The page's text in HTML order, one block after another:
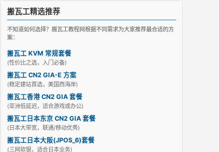
搬瓦工精选推荐
不知道如何选择？搬瓦工教程网根据不同需求为大家推荐最合适的方
案：
搬瓦工 KVM 常规套餐
(性价比之选，入门必备)
搬瓦工 CN2 GIA-E 方案
(稳定建站首选，美国西海岸)
搬瓦工香港 CN2 GIA 套餐
(亚洲低延迟，适合游戏或办公)
搬瓦工日本东京 CN2 GIA 套餐
(日本大带宽，联通/移动优秀)
搬瓦工日本大阪(JPOS_6)套餐
(三网软银，适合日本业务)